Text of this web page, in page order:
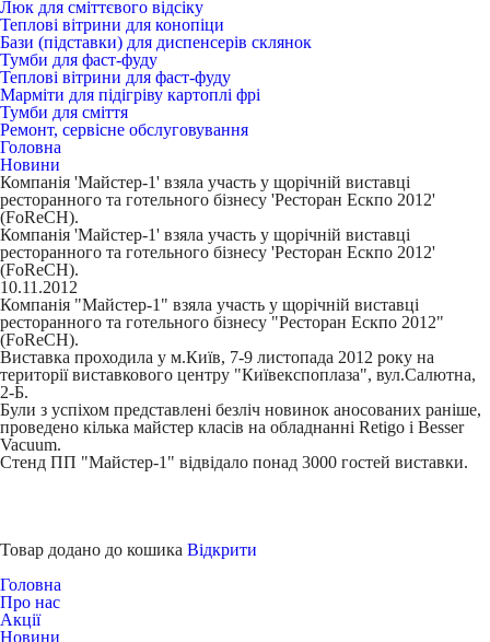
Люк для сміттєвого відсіку
Теплові вітрини для конопіци
Бази (підставки) для диспенсерів склянок
Тумби для фаст-фуду
Теплові вітрини для фаст-фуду
Марміти для підігріву картоплі фрі
Тумби для сміття
Ремонт, сервісне обслуговування
Головна
Новини
Компанія 'Майстер-1' взяла участь у щорічній виставці
ресторанного та готельного бізнесу 'Ресторан Ескпо 2012'
(FoReCH).
Компанія 'Майстер-1' взяла участь у щорічній виставці
ресторанного та готельного бізнесу 'Ресторан Ескпо 2012'
(FoReCH).
10.11.2012
Компанія "Майстер-1" взяла участь у щорічній виставці
ресторанного та готельного бізнесу "Ресторан Ескпо 2012"
(FoReCH).
Виставка проходила у м.Київ, 7-9 листопада 2012 року на
території виставкового центру "Київекспоплаза", вул.Салютна,
2-Б.
Були з успіхом представлені безліч новинок аносованих раніше,
проведено кілька майстер класів на обладнанні Retigo і Besser
Vacuum.
Стенд ПП "Майстер-1" відвідало понад 3000 гостей виставки.
Товар додано до кошика Відкрити
Головна
Про нас
Акції
Новини